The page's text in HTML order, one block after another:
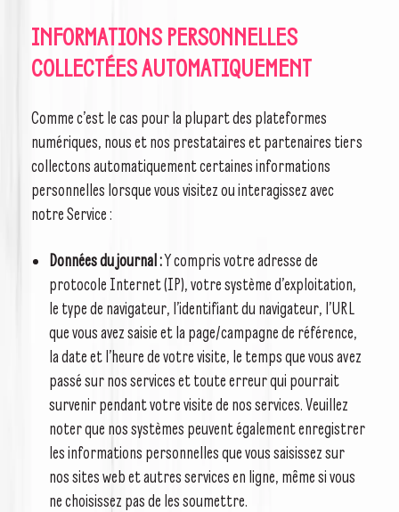
INFORMATIONS PERSONNELLES
COLLECTÉES AUTOMATIQUEMENT
Comme c’est le cas pour la plupart des plateformes
numériques, nous et nos prestataires et partenaires tiers
collectons automatiquement certaines informations
personnelles lorsque vous visitez ou interagissez avec
notre Service :
Données du journal :Y compris votre adresse de
protocole Internet (IP), votre système d’exploitation,
le type de navigateur, l’identifiant du navigateur, l’URL
que vous avez saisie et la page/campagne de référence,
la date et l’heure de votre visite, le temps que vous avez
passé sur nos services et toute erreur qui pourrait
survenir pendant votre visite de nos services. Veuillez
noter que nos systèmes peuvent également enregistrer
les informations personnelles que vous saisissez sur
nos sites web et autres services en ligne, même si vous
ne choisissez pas de les soumettre.